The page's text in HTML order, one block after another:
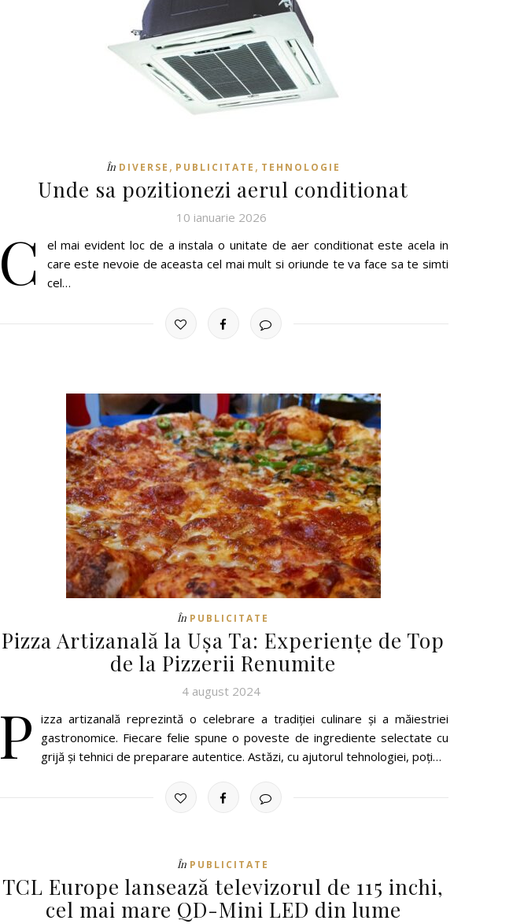
În DIVERSE , PUBLICITATE , TEHNOLOGIE
Unde sa pozitionezi aerul conditionat
10 ianuarie 2026
C
el mai evident loc de a instala o unitate de aer conditionat este acela in
care este nevoie de aceasta cel mai mult si oriunde te va face sa te simti
cel…
În PUBLICITATE
Pizza Artizanală la Ușa Ta: Experiențe de Top
de la Pizzerii Renumite
4 august 2024
P izza artizanală reprezintă o celebrare a tradiției culinare și a măiestriei
gastronomice. Fiecare felie spune o poveste de ingrediente selectate cu
grijă și tehnici de preparare autentice. Astăzi, cu ajutorul tehnologiei, poți…
În PUBLICITATE
TCL Europe lansează televizorul de 115 inchi,
cel mai mare QD-Mini LED din lume